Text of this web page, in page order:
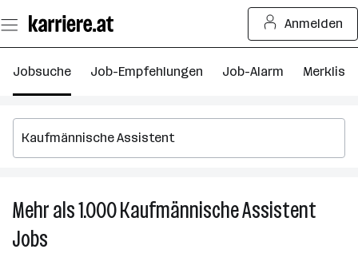
Seiteninhalt
springen
Anmelden
Jobsuche Job-Empfehlungen Job-Alarm Merkliste
Mehr als 1.000Kaufmännische Assistent
Jobs